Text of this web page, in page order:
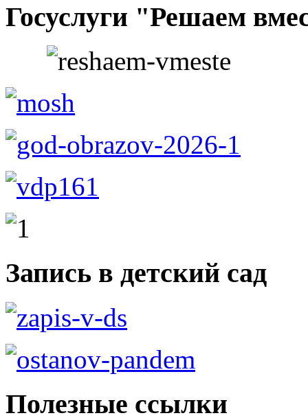
Госуслуги "Решаем
Запись в детский сад
Полезные ссылки